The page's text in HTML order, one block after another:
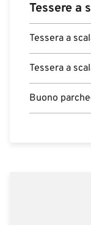
Tessere a
Tessera a
Tessera a
Buono